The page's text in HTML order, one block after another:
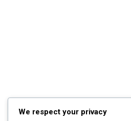
BlogWe respect your privacy